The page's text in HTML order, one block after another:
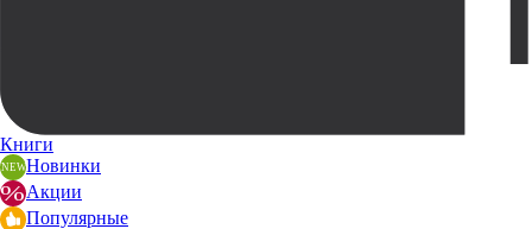
Книги
Новинки
Акции
Популярные